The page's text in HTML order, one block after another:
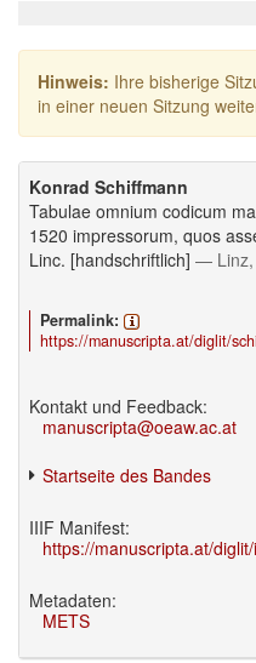
Hinweis: Ihre bisherige
in einer neuen Sitzung
Konrad Schiffmann
Tabulae omnium codicum
1520 impressorum, quos
Linc. [handschriftlich] — Linz,
Permalink:
https://manuscripta.at/diglit/
Kontakt und Feedback:
manuscripta@oeaw.ac.at
Startseite des Bandes
IIIF Manifest:
https://manuscripta.at/
Metadaten:
METS